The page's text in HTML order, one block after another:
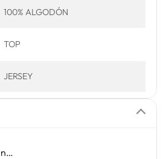
100% ALGODÓN
TOP
JERSEY